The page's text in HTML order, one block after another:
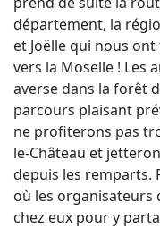
département, la
et Joëlle qui nous
vers la Moselle ! Les
averse dans la forêt
parcours plaisant
ne profiterons pas
le-Château et
depuis les remparts.
où les organisateurs
chez eux pour y